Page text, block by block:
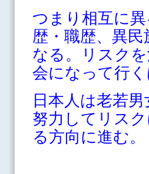
つまり相互に
歴・職歴、異
なる。リスク
会になって行く
日本人は老若
努力してリス
る方向に進む。